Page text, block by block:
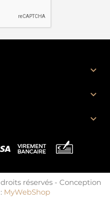



réservés - Conception
MyWebShop